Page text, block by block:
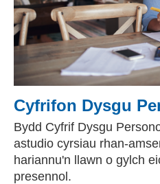
Cyfrifon Dysgu
Bydd Cyfrif Dysgu
astudio cyrsiau rhan-
hariannu'n llawn o gylch
presennol.